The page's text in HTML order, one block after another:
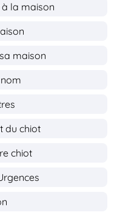
la maison
maison
du chiot
chiot